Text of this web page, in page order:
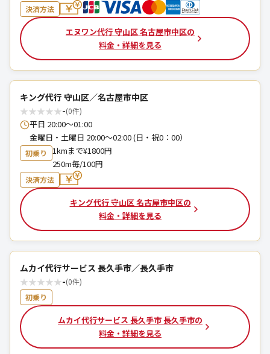
決済方法
エヌワン代行 守山区 名古屋市中区の
料金・詳細を見る
キング代行 守山区／名古屋市中区
★★★★★-(0件)
平日 20:00〜01:00
金曜日・土曜日 20:00〜02:00 (日・祝0：00）
初乗り
1kmまで¥1800円
250m毎/100円
決済方法
キング代行 守山区 名古屋市中区の
料金・詳細を見る
ムカイ代行サービス 長久手市／長久手市
★★★★★-(0件)
初乗り
ムカイ代行サービス 長久手市 長久手市の
料金・詳細を見る